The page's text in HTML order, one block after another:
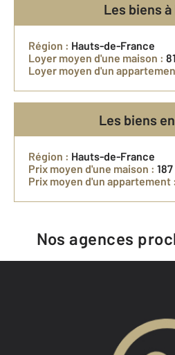
Les biens
Région : Hauts-de-France
Loyer moyen d'une maison :
Loyer moyen d'un
Les biens
Région : Hauts-de-France
Prix moyen d'une maison :
Prix moyen d'un appartement :
Nos agences